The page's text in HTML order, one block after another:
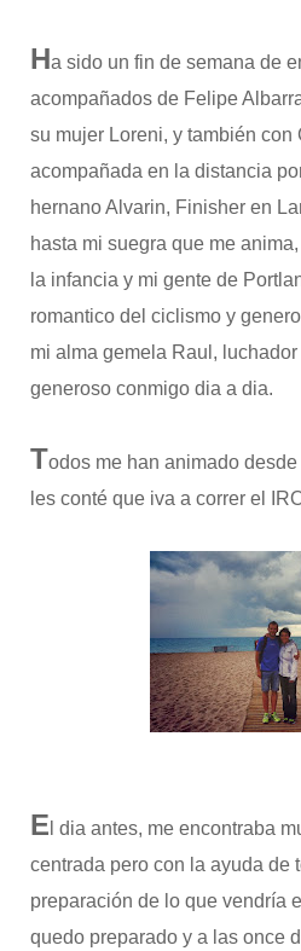
Ha sido un fin de semana de
acompañados de Felipe
su mujer Loreni, y también con
acompañada en la distancia
hernano Alvarin, Finisher en
hasta mi suegra que me
la infancia y mi gente de
romantico del ciclismo y
mi alma gemela Raul,
generoso conmigo dia a dia.
Todos me han animado
les conté que iva a correr el
E l dia antes, me encontraba
centrada pero con la ayuda de
preparación de lo que vendría
quedo preparado y a las once